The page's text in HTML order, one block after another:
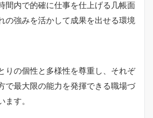
間内で的確に仕事を仕上げる几帳面
の強みを活かして成果を出せる環境
りの個性と多様性を尊重し、それぞ
で最大限の能力を発揮できる職場づ
ます。